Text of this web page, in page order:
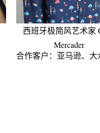
西班牙极简风艺术家
Mercader
合作客户：亚马逊、大